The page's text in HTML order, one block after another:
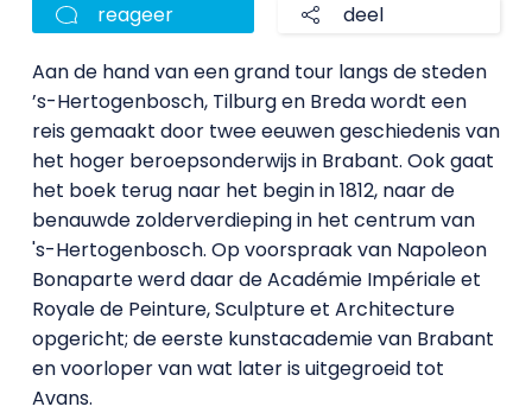
reageer deel
Aan de hand van een grand tour langs de steden
’s-Hertogenbosch, Tilburg en Breda wordt een
reis gemaakt door twee eeuwen geschiedenis van
het hoger beroepsonderwijs in Brabant. Ook gaat
het boek terug naar het begin in 1812, naar de
benauwde zolderverdieping in het centrum van
's-Hertogenbosch. Op voorspraak van Napoleon
Bonaparte werd daar de Académie Impériale et
Royale de Peinture, Sculpture et Architecture
opgericht; de eerste kunstacademie van Brabant
en voorloper van wat later is uitgegroeid tot
Avans.